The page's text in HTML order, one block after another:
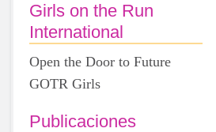
Girls on the Run
International
Open the Door to Future
GOTR Girls
Publicaciones